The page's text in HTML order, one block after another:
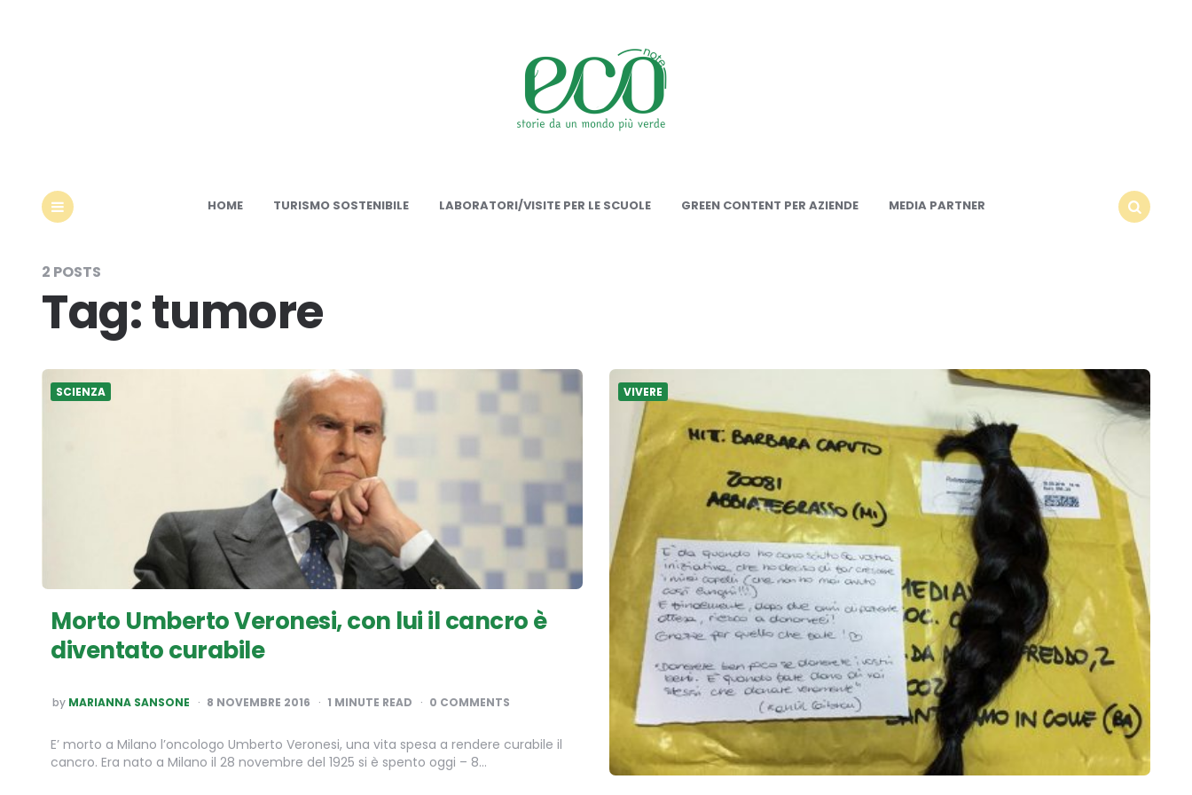
HOME TURISMO SOSTENIBILE LABORATORI/VISITE PER LE SCUOLE GREEN CONTENT PER AZIENDE
MEDIA PARTNER
2 POSTS
Tag:tumore
SCIENZA
Morto Umberto Veronesi, con lui il cancro è
diventato curabile
POSTED
BY
by MARIANNA SANSONE 8 NOVEMBRE 2016 1 MINUTE READ 0 COMMENTS
E’ morto a Milano l’oncologo Umberto Veronesi, una vita spesa a rendere curabile il
cancro. Era nato a Milano il 28 novembre del 1925 si è spento oggi – 8…
VIVERE